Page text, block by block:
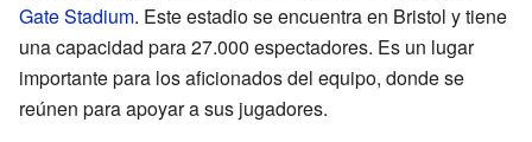
Gate Stadium. Este estadio se encuentra en Bristol y tiene
una capacidad para 27.000 espectadores. Es un lugar
importante para los aficionados del equipo, donde se
reúnen para apoyar a sus jugadores.